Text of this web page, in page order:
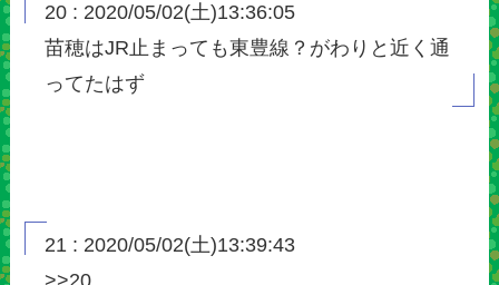
20 : 2020/05/02(土)13:36:05
苗穂はJR止まっても東豊線？がわりと近く通
ってたはず
21 : 2020/05/02(土)13:39:43
>>20